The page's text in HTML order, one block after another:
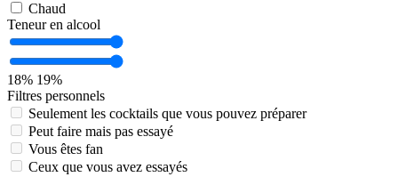
Chaud
Teneur en alcool
18% 19%
Filtres personnels
Seulement les cocktails que vous pouvez préparer
Peut faire mais pas essayé
Vous êtes fan
Ceux que vous avez essayés